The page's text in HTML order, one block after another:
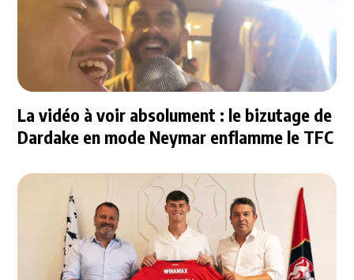
La vidéo à voir absolument : le bizutage de
Dardake en mode Neymar enflamme le TFC